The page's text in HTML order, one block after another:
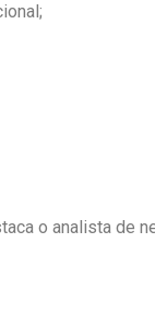
o analista de